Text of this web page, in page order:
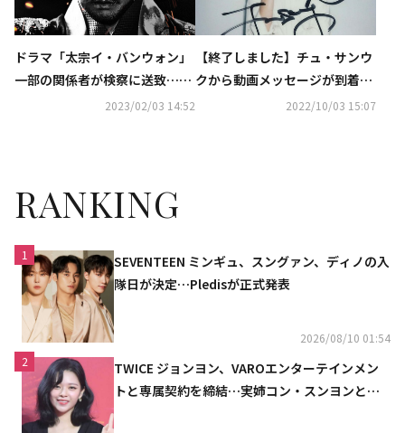
ドラマ「太宗イ・バンウォン」
一部の関係者が検察に送致…撮
影中の馬の死亡事故2023/02/03 14:52
【終了しました】チュ・サンウ
クから動画メッセージが到着！
直筆サイン入りポラを1名様
2022/10/03 15:07
RANKING
1
SEVENTEEN ミンギュ、スングァン、ディノの入
隊日が決定…Pledisが正式発表
2026/08/10 01:54
2
TWICE ジョンヨン、VAROエンターテインメン
トと専属契約を締結…実姉コン・スンヨンと同